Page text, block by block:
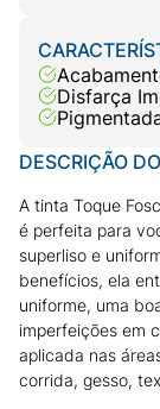
Disfarça
DESCRIÇÃO
A tinta Toque
é perfeita para
superliso e
benefícios, ela
uniforme, uma
imperfeições em
aplicada nas
corrida, gesso,